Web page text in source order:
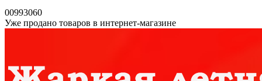
00993060
Уже продано товаров в интернет-магазине